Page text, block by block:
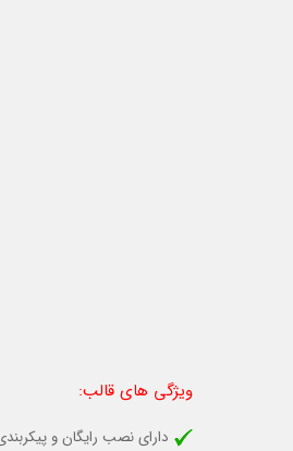
ویژگی های قالب:
دارای نصب رایگان و